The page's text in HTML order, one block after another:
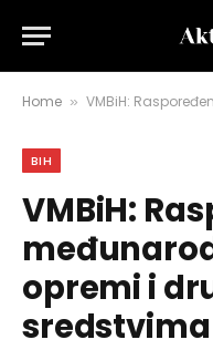
Home » VMBiH: Raspoređena
BIH
VMBiH:
opremi i
sredstvima